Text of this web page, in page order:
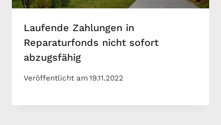
Laufende Zahlungen in
Reparaturfonds nicht sofort
abzugsfähig
Veröffentlicht am19.11.2022